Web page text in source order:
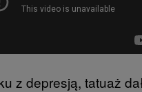
z depresją, tatuaż